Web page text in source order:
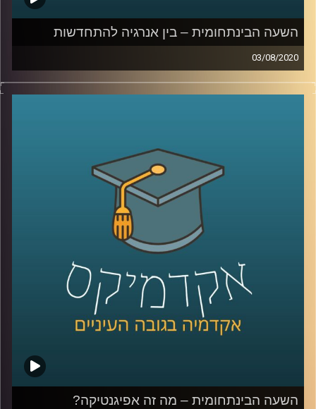
השעה הבינתחומית – בין אנרגיה להתחדשות
03/08/2020
משק האנרגיה הוא אולי אחד הנושאים
ד"ר עמית מור, מנכ"ל חברת אקו-אנרג'י ייעוץ
כלכלי אסטרטגי, ומרצה בכיר באוניברסיטת
רייכמן, מומחה לנושאי כלכלה וגיאופוליטיקה
במשקי האנרגיה ואיכות הסביבה, הגיע לספר
לנו על השינויים והפיתוחים בתחום האנרגיה
המתחדשת, ועל ההפתעות שעוד מחכות לנו
השעה הבינתחומית – מה זה אפיגנטיקה?